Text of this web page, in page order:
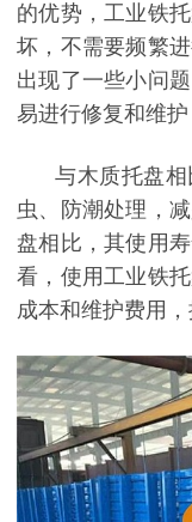
的优势，工业铁
坏，不需要频繁
出现了一些小问
易进行修复和维护
与木质托盘
虫、防潮处理，
盘相比，其使用
看，使用工业铁
成本和维护费用，